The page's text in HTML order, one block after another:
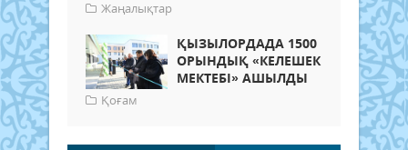
Жаңалықтар
ҚЫЗЫЛОРДАДА 1500
ОРЫНДЫҚ «КЕЛЕШЕК
МЕКТЕБІ» АШЫЛДЫ
Қоғам